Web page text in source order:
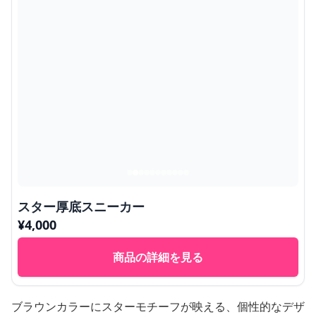
スター厚底スニーカー
¥4,000
商品の詳細を見る
ブラウンカラーにスターモチーフが映える、個性的なデザ